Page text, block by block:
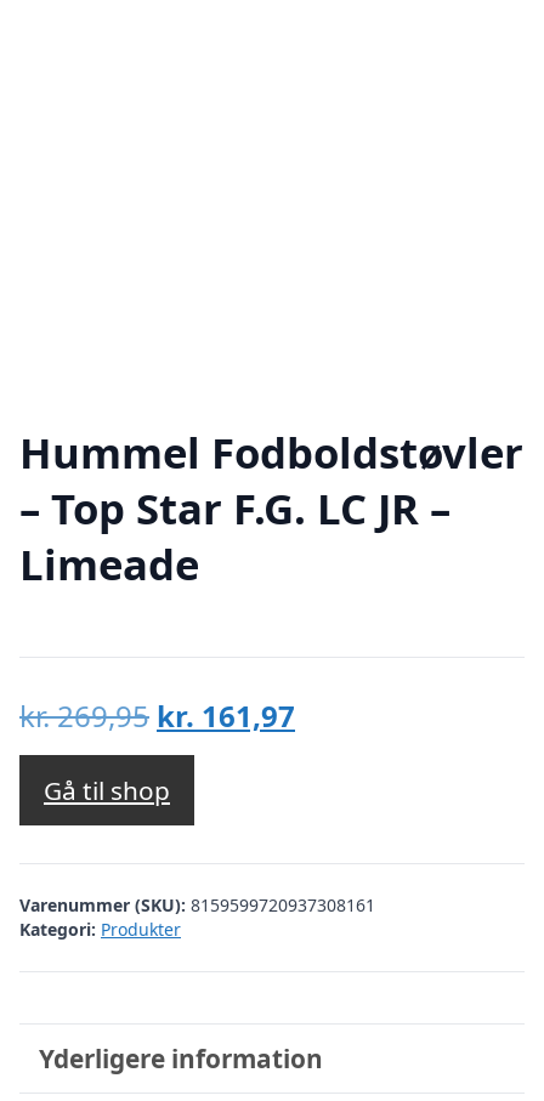
Hummel Fodboldstøvler
– Top Star F.G. LC JR –
Limeade
kr.269,95 Den
oprindelige
pris
var:
kr. 269,95.
kr. 161,97
kr. 161,97.
Gå til shop
Varenummer (SKU): 8159599720937308161
Kategori: Produkter
Yderligere information